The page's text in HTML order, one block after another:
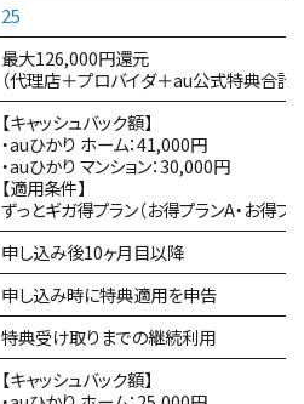
25
最大126,000円還元
（代理店＋プロバイダ＋au公式特典合計）
【キャッシュバック額】
・auひかり ホーム：41,000円
・auひかり マンション：30,000円
【適用条件】
ずっとギガ得プラン（お得プランA・お得
申し込み後10ヶ月目以降
申し込み時に特典適用を申告
特典受け取りまでの継続利用
【キャッシュバック額】